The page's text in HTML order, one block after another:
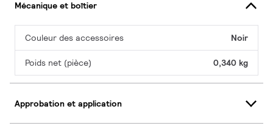
Mécanique et boîtier
Couleur des accessoires Noir
Poids net (pièce) 0,340 kg
Approbation et application